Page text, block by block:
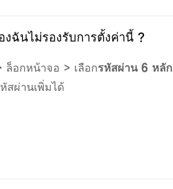
ฉันไม่รองรับการตั้งค่านี้ ?
ล็อกหน้าจอ > เลือกรหัสผ่าน 6 หลัก
สผ่านเพิ่มได้